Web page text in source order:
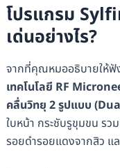
โปรแกรม
เด่นอย่างไร?
จากที่คุณหมออธิบายให้ฟั
เทคโนโลยี RF
คลื่นวิทยุ 2 รูปแบบ
ใบหน้า กระชับรูขุมขน ร
รอยดำรอยแดงจากสิว แ